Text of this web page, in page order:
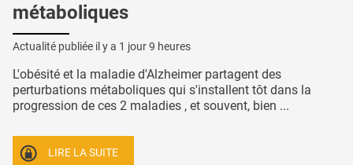
métaboliques
Actualité publiée il y a 1 jour 9 heures
L'obésité et la maladie d'Alzheimer partagent des
perturbations métaboliques qui s'installent tôt dans la
progression de ces 2 maladies , et souvent, bien ...
LIRE LA SUITE